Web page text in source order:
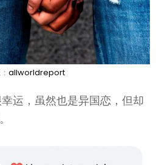
allworldreport
运，虽然也是异国恋，但却